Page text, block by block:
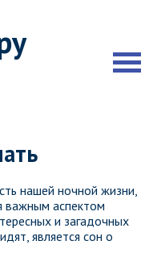
нашей ночной жизни,
важным аспектом
и загадочных
является сон о